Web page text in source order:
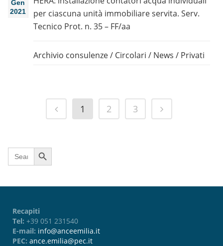
Gen
2021
per ciascuna unità immobiliare servita. Serv.
Tecnico Prot. n. 35 – FF/aa
Archivio consulenze/ Circolari / News / Privati
1 2 3
Search
for:
Search Button
Recapiti
Tel: +39 051 231540
E-mail: info@anceemilia.it
PEC: ance.emilia@pec.it